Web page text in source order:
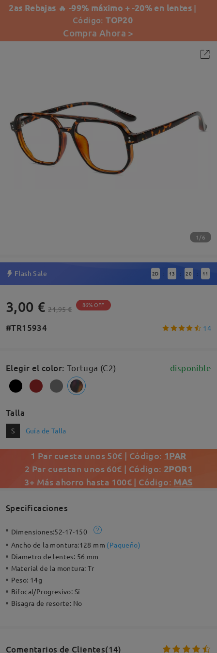
2as Rebajas 🔥 -99% máximo + -20% en lentes |
Código:TOP20
Compra Ahora >
1/6
Flash Sale 2D : 13 : 20 : 11
3,00 € 21,95 € 86% OFF
#TR15934 14
Elegir el color: Tortuga (C2) disponible
Talla
S Guía de Talla
1 Par cuesta unos 50€ | Código: 1PAR
2 Par cuestan unos 60€ | Código: 2POR1
3+ Más ahorro hasta 100€ | Código: MAS
Specificaciones
Dimensiones:52-17-150
Ancho de la montura:128 mm (Paqueño)
Diametro de lentes: 56 mm
Material de la montura:Tr
Peso: 14g
Bifocal/Progresivo: Sí
Bisagra de resorte: No
Comentarios de Clientes(14)